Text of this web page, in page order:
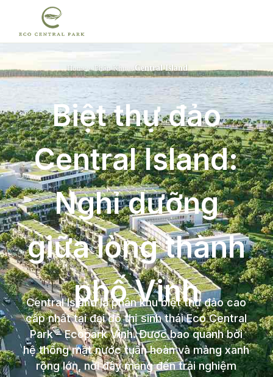
Home »Phân Khu»Central Island
Biệt thự đảo
Central Island:
Nghỉ dưỡng
giữa lòng thành
phố Vinh
Central Island là phân khu biệt thự đảo cao
cấp nhất tại đại đô thị sinh thái Eco Central
Park – Ecopark Vinh. Được bao quanh bởi
hệ thống mặt nước tuần hoàn và mảng xanh
rộng lớn, nơi đây mang đến trải nghiệm